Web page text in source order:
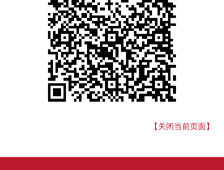
【关闭当前页面】